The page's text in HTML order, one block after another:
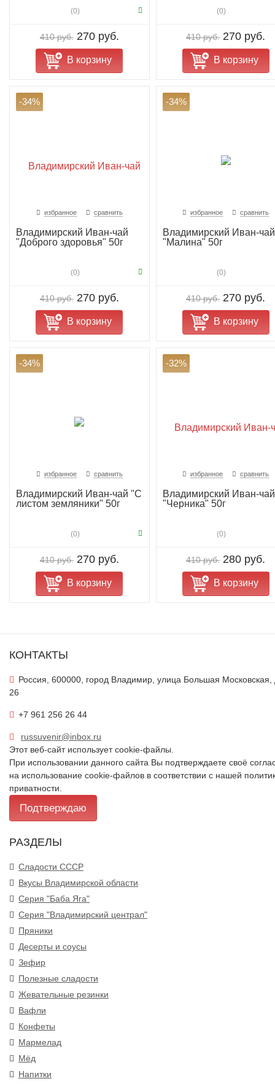
(0)
410 руб. 270 руб.
В корзину
(0)
410 руб. 270 руб.
В корзину
-34%
избранное сравнить
Владимирский Иван-чай
"Доброго здоровья" 50г
(0)
410 руб. 270 руб.
В корзину
-34%
избранное сравнить
Владимирский Иван-чай
"Малина" 50г
(0)
410 руб. 270 руб.
В корзину
-34%
избранное сравнить
Владимирский Иван-чай "С
листом земляники" 50г
(0)
410 руб. 270 руб.
В корзину
-32%
избранное сравнить
Владимирский Иван-чай
"Черника" 50г
(0)
410 руб. 280 руб.
В корзину
КОНТАКТЫ
Россия, 600000, город Владимир, улица Большая
26
+7 961 256 26 44
russuvenir@inbox.ru
Этот веб-сайт использует cookie-файлы.
При использовании данного сайта Вы подтверждаете своё
на использование cookie-файлов в соответствии с нашей
приватности
Подтверждаю
РАЗДЕЛЫ
Сладости СССР
Вкусы Владимирской области
Серия "Баба Яга"
Серия "Владимирский централ"
Пряники
Десерты и соусы
Зефир
Полезные сладости
Жевательные резинки
Вафли
Конфеты
Мармелад
Мёд
Напитки